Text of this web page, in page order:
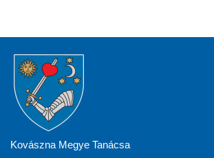
Kovászna Megye Tanácsa